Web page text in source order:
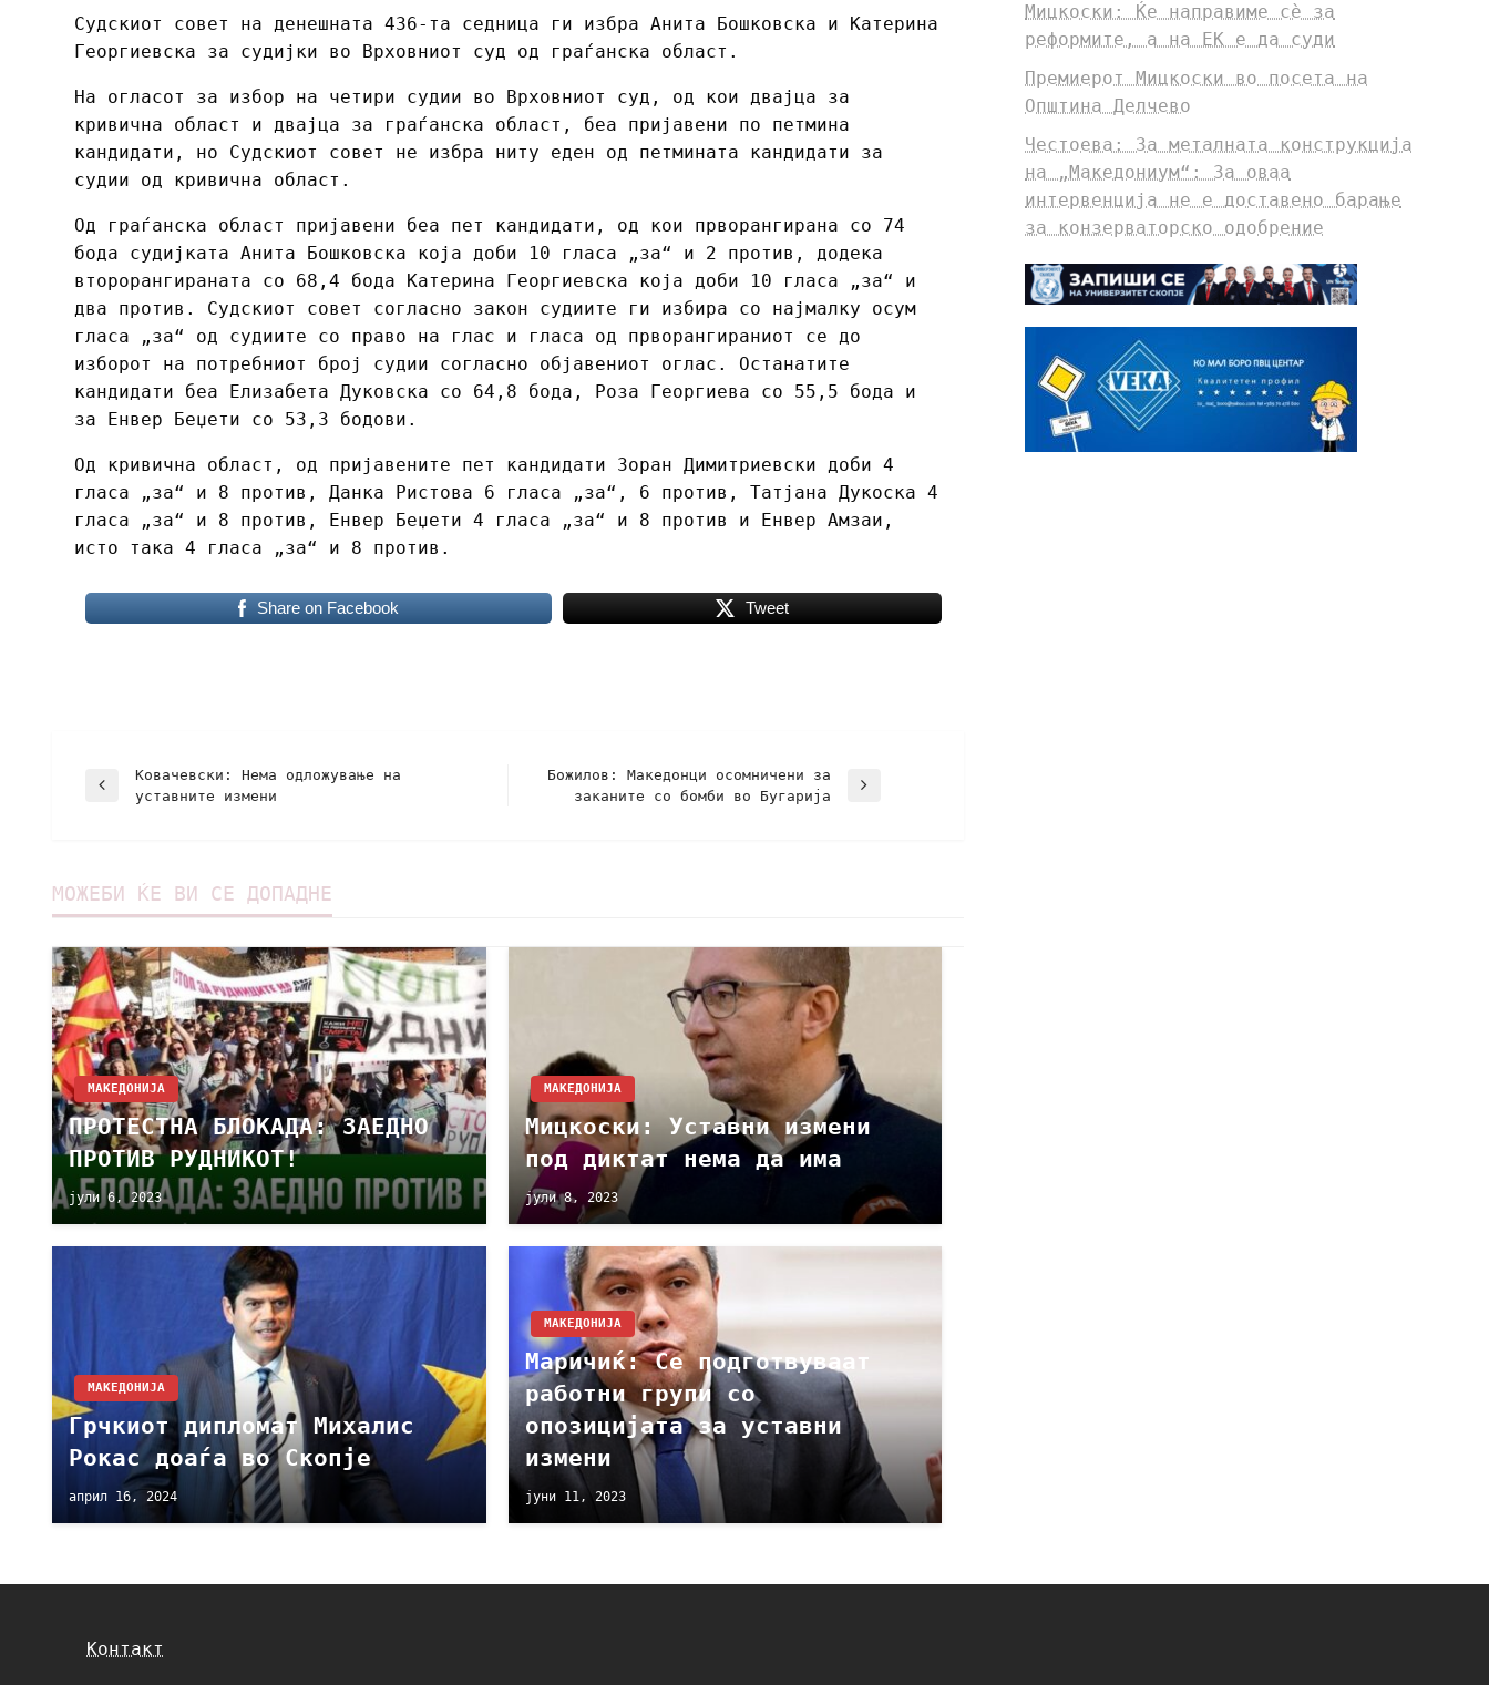
Судскиот совет на денешната 436-та седница ги избра Анита Бошковска и Катерина
Георгиевска за судијки во Врховниот суд од граѓанска област.
На огласот за избор на четири судии во Врховниот суд, од кои двајца за
кривична област и двајца за граѓанска област, беа пријавени по петмина
кандидати, но Судскиот совет не избра ниту еден од петмината кандидати за
судии од кривична област.
Од граѓанска област пријавени беа пет кандидати, од кои прворангирана со 74
бода судијката Анита Бошковска која доби 10 гласа „за“ и 2 против, додека
второрангираната со 68,4 бода Катерина Георгиевска која доби 10 гласа „за“ и
два против. Судскиот совет согласно закон судиите ги избира со најмалку осум
гласа „за“ од судиите со право на глас и гласа од прворангираниот се до
изборот на потребниот број судии согласно објавениот оглас. Останатите
кандидати беа Елизабета Дуковска со 64,8 бода, Роза Георгиева со 55,5 бода и
за Енвер Беџети со 53,3 бодови.
Од кривична област, од пријавените пет кандидати Зоран Димитриевски доби 4
гласа „за“ и 8 против, Данка Ристова 6 гласа „за“, 6 против, Татјана Дукоска 4
гласа „за“ и 8 против, Енвер Беџети 4 гласа „за“ и 8 против и Енвер Амзаи,
исто така 4 гласа „за“ и 8 против.
Share on Facebook Tweet
Ковачевски: Нема одложување на
уставните измени
Божилов: Македонци осомничени за
заканите со бомби во Бугарија
МОЖЕБИ ЌЕ ВИ СЕ ДОПАДНЕ
МАКЕДОНИЈА
ПРОТЕСТНА БЛОКАДА: ЗАЕДНО
ПРОТИВ РУДНИКОТ!
јули 6, 2023
МАКЕДОНИЈА
Мицкоски: Уставни измени
под диктат нема да има
јули 8, 2023
МАКЕДОНИЈА
Грчкиот дипломат Михалис
Рокас доаѓа во Скопје
април 16, 2024
МАКЕДОНИЈА
Маричиќ: Се подготвуваат
работни групи со
опозицијата за уставни
измени
јуни 11, 2023
Мицкоски: Ќе направиме сè за
реформите, а на ЕК е да суди
Премиерот Мицкоски во посета на
Општина Делчево
Честоева: За металната конструкција
на „Македониум“: За оваа
интервенција не е доставено барање
за конзерваторско одобрение
Контакт